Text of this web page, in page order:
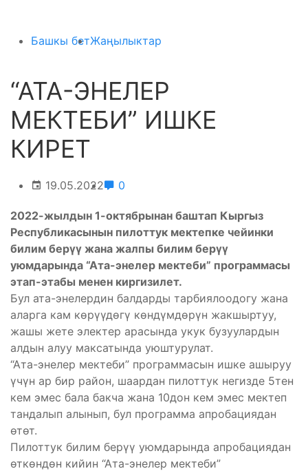
Башкы бетЖаңылыктар
“АТА-ЭНЕЛЕР
МЕКТЕБИ” ИШКЕ
КИРЕТ
19.05.2022 0
2022-жылдын 1-октябрынан баштап Кыргыз
Республикасынын пилоттук мектепке чейинки
билим берүү жана жалпы билим берүү
уюмдарында “Ата-энелер мектеби” программасы
этап-этабы менен киргизилет.
Бул ата-энелердин балдарды тарбиялоодогу жана
аларга кам көрүүдөгү көндүмдөрүн жакшыртуу,
жашы жете электер арасында укук бузуулардын
алдын алуу максатында уюштурулат.
“Ата-энелер мектеби” программасын ишке ашыруу
үчүн ар бир район, шаардан пилоттук негизде 5тен
кем эмес бала бакча жана 10дон кем эмес мектеп
тандалып алынып, бул программа апробациядан
өтөт.
Пилоттук билим берүү уюмдарында апробациядан
өткөндөн кийин “Ата-энелер мектеби”